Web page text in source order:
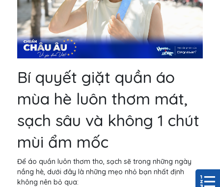
Bí quyết giặt quần áo
mùa hè luôn thơm mát,
sạch sâu và không 1 chút
mùi ẩm mốc
Để áo quần luôn thơm tho, sạch sẽ trong những ngày
nắng hè, dưới đây là những mẹo nhỏ bạn nhất định
không nên bỏ qua: